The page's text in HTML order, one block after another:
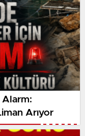
Alarm:
Arıyor